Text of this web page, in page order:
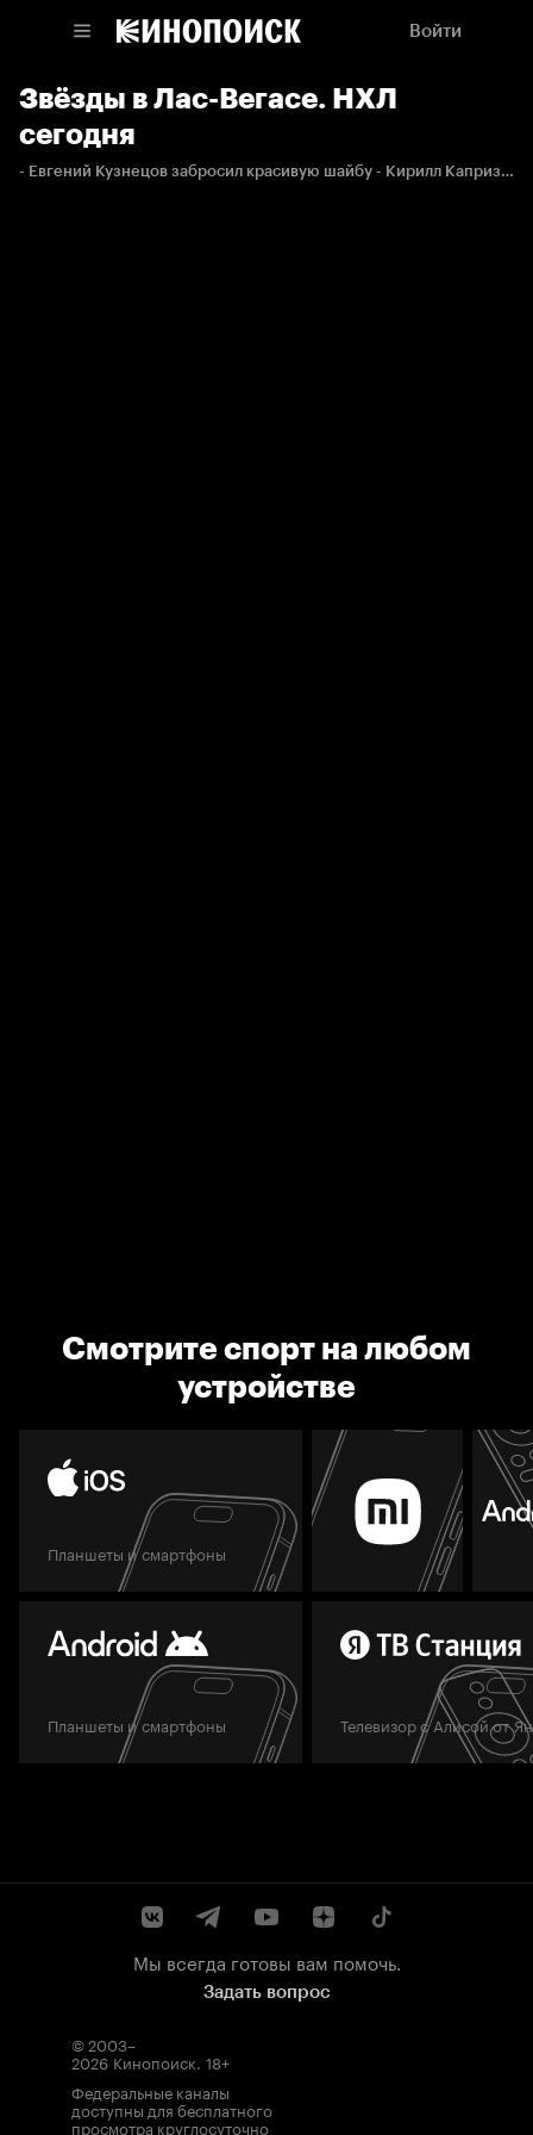
Войти
Звёзды в Лас-Вегасе. НХЛ
сегодня
- Евгений Кузнецов забросил красивую шайбу - Кирилл Капризов сделал три результативные передачи - Сборная Столичного дивизиона в третий раз в истории выиграла Матч звёзд НХЛ Олег Мосалёв и Артём Батрак обсуждают эти и другие актуальные события Национальной хоккейной лиги.
Смотрите спорт на любом
устройстве
Планшеты и смартфоны
Планшеты и смартфоны Телевизор с Алисой от
Мы всегда готовы вам помочь.
Задать вопрос
© 2003–
2026 Кинопоиск. 18+
Федеральные каналы
доступны для бесплатного
просмотра круглосуточно